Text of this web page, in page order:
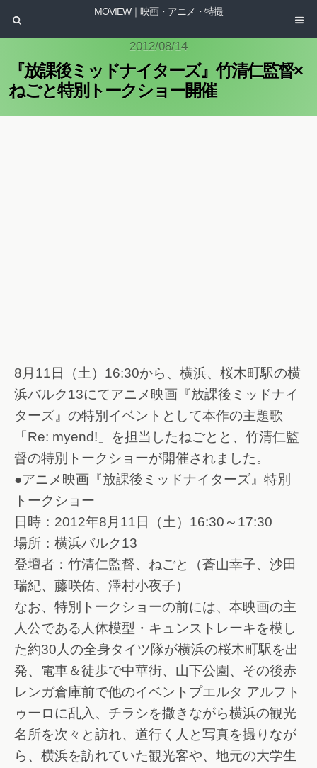
MOVIEW｜映画・アニメ・特撮
2012/08/14
『放課後ミッドナイターズ』竹清仁監督×
ねごと特別トークショー開催
8月11日（土）16:30から、横浜、桜木町駅の横
浜バルク13にてアニメ映画『放課後ミッドナイ
ターズ』の特別イベントとして本作の主題歌
「Re: myend!」を担当したねごとと、竹清仁監
督の特別トークショーが開催されました。
●アニメ映画『放課後ミッドナイターズ』特別
トークショー
日時：2012年8月11日（土）16:30～17:30
場所：横浜バルク13
登壇者：竹清仁監督、ねごと（蒼山幸子、沙田
瑞紀、藤咲佑、澤村小夜子）
なお、特別トークショーの前には、本映画の主
人公である人体模型・キュンストレーキを模し
た約30人の全身タイツ隊が横浜の桜木町駅を出
発、電車＆徒歩で中華街、山下公園、その後赤
レンガ倉庫前で他のイベントプエルタ アルフト
ゥーロに乱入、チラシを撒きながら横浜の観光
名所を次々と訪れ、道行く人と写真を撮りなが
ら、横浜を訪れていた観光客や、地元の大学生